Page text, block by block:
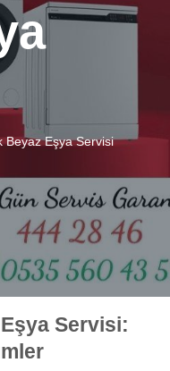
Beyaz Eşya Servisi
Servisi: